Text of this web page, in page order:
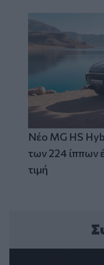
Νέο MG HS
των 224 ίππων
τιμή